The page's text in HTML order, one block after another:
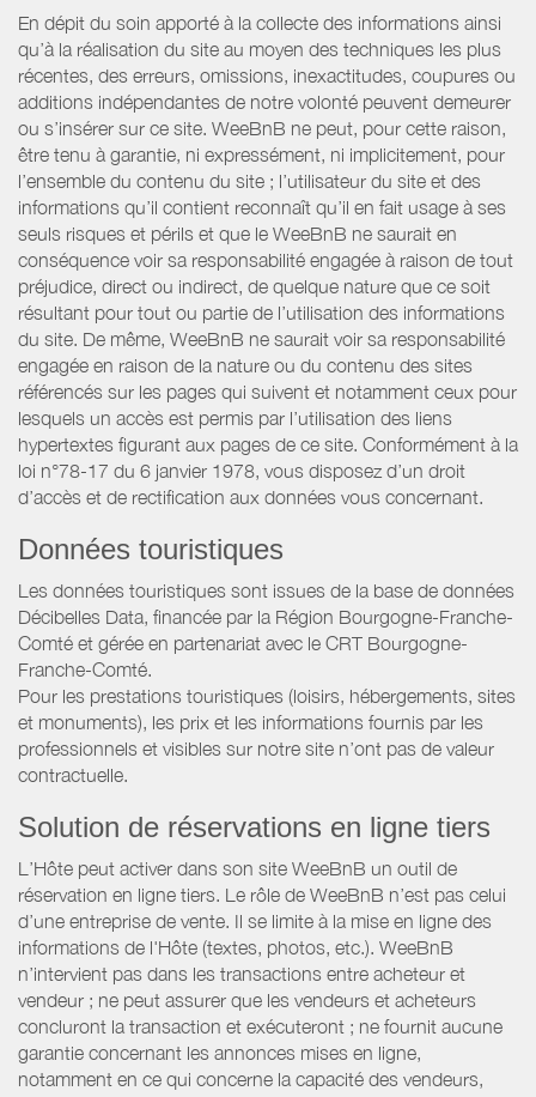
En dépit du soin apporté à la collecte des informations ainsi
qu’à la réalisation du site au moyen des techniques les plus
récentes, des erreurs, omissions, inexactitudes, coupures ou
additions indépendantes de notre volonté peuvent demeurer
ou s’insérer sur ce site. WeeBnB ne peut, pour cette raison,
être tenu à garantie, ni expressément, ni implicitement, pour
l’ensemble du contenu du site ; l’utilisateur du site et des
informations qu’il contient reconnaît qu’il en fait usage à ses
seuls risques et périls et que le WeeBnB ne saurait en
conséquence voir sa responsabilité engagée à raison de tout
préjudice, direct ou indirect, de quelque nature que ce soit
résultant pour tout ou partie de l’utilisation des informations
du site. De même, WeeBnB ne saurait voir sa responsabilité
engagée en raison de la nature ou du contenu des sites
référencés sur les pages qui suivent et notamment ceux pour
lesquels un accès est permis par l’utilisation des liens
hypertextes figurant aux pages de ce site. Conformément à la
loi n°78-17 du 6 janvier 1978, vous disposez d’un droit
d’accès et de rectification aux données vous concernant.
Données touristiques
Les données touristiques sont issues de la base de données
Décibelles Data, financée par la Région Bourgogne-Franche-
Comté et gérée en partenariat avec le CRT Bourgogne-
Franche-Comté.
Pour les prestations touristiques (loisirs, hébergements, sites
et monuments), les prix et les informations fournis par les
professionnels et visibles sur notre site n’ont pas de valeur
contractuelle.
Solution de réservations en ligne tiers
L’Hôte peut activer dans son site WeeBnB un outil de
réservation en ligne tiers. Le rôle de WeeBnB n’est pas celui
d’une entreprise de vente. Il se limite à la mise en ligne des
informations de l'Hôte (textes, photos, etc.). WeeBnB
n’intervient pas dans les transactions entre acheteur et
vendeur ; ne peut assurer que les vendeurs et acheteurs
concluront la transaction et exécuteront ; ne fournit aucune
garantie concernant les annonces mises en ligne,
notamment en ce qui concerne la capacité des vendeurs,